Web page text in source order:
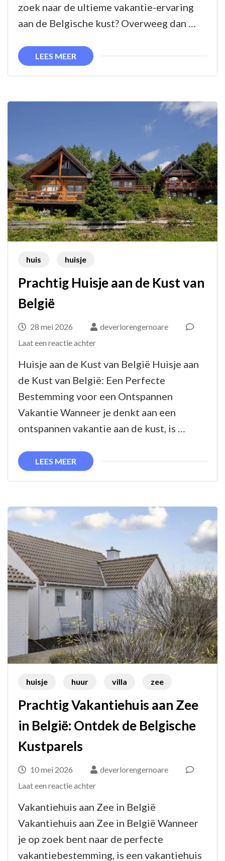
zoek naar de ultieme vakantie-ervaring
aan de Belgische kust? Overweeg dan …
LEES MEER
huis huisje
Prachtig Huisje aan de Kust van
België
28 mei 2026
deverlorengernoare
Laat een reactie achterop
Huisje aan de Kust van België Huisje aan
de Kust van België: Een Perfecte
Bestemming voor een Ontspannen
Vakantie Wanneer je denkt aan een
ontspannen vakantie aan de kust, is …
LEES MEER
huisje huur villa zee
Prachtig Vakantiehuis aan Zee
in België: Ontdek de Belgische
Kustparels
10 mei 2026
deverlorengernoare
Laat een reactie achterop
Vakantiehuis aan Zee in België
Vakantiehuis aan Zee in België Wanneer
je op zoek bent naar de perfecte
vakantiebestemming, is een vakantiehuis